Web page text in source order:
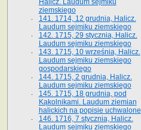
Halicz. Laudum sejmiku
ziemskiego
141. 1714, 12 grudnia, Halicz.
Laudum sejmiku ziemskiego
142. 1715, 29 stycznia, Halicz.
Laudum sejmiku ziemskiego
143. 1715, 10 września, Halicz.
Laudum sejmiku ziemskiego
gospodarskiego
144. 1715, 2 grudnia, Halicz.
Laudum sejmiku ziemskiego
145. 1715, 18 grudnia, pod
Kąkolnikami. Laudum ziemian
halickich na popisie uchwalone
146. 1716, 7 stycznia, Halicz.
Laudum sejmiku ziemskiego